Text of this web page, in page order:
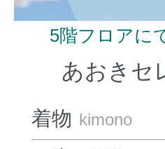
5階フロアに
あおきセ
着物 kimono